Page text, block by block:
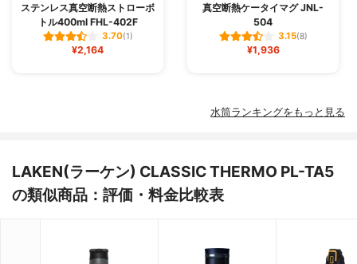
ステンレス真空断熱ストローボ
トル400ml FHL-402F
3.70(1)
¥2,164
真空断熱ケータイマグ JNL-
504
3.15(8)
¥1,936
水筒ランキングをもっと見る
LAKEN(ラーケン) CLASSIC THERMO PL-TA5
の類似商品：評価・料金比較表